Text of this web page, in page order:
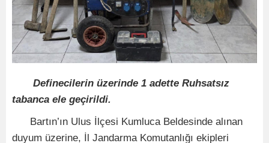
Definecilerin üzerinde 1 adette Ruhsatsız
tabanca ele geçirildi.
Bartın’ın Ulus İlçesi Kumluca Beldesinde alınan
duyum üzerine, İl Jandarma Komutanlığı ekipleri